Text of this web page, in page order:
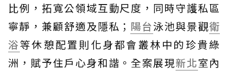
比例，拓寬公領域互動尺度，同時守護私區
寧靜，兼顧舒適及隱私； 陽台泳池與景觀衛
浴等休憩配置則化身都會叢林中的珍貴綠
洲，賦予住戶心身和諧。全案展現新北室內